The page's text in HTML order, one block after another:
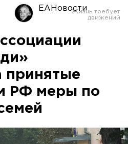
ЕАНовости
принятые
РФ меры по